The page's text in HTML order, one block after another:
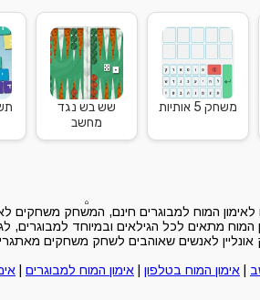
משחק 5 אותיות
שש בש נגד
מחשב
המוח למבוגרים חינם, המשחק משחקים
מתאים לכל הגילאים ובמיוחד למבוגרים,
לאנשים שאוהבים לשחק משחקים
אימון המוח בטלפון אימון המוח למבוגרים